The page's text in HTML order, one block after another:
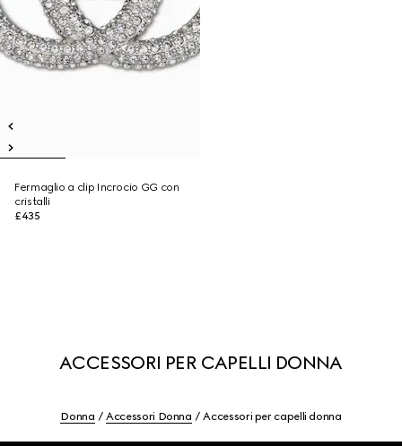
Fermaglio a clip Incrocio GG con
cristalli
£435
ACCESSORI PER CAPELLI DONNA
Donna Accessori Donna Accessori per capelli donna